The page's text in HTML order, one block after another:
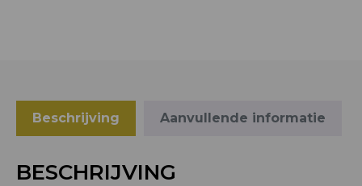
Beschrijving Aanvullende informatie
BESCHRIJVING